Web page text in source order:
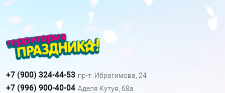
+7 (900) 324-44-53 пр-т. Ибрагимова, 24
+7 (996) 900-40-04 Аделя Кутуя, 68а